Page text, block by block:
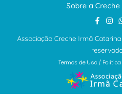
Sobre a Creche
Associação Creche Irmã
Termos de Uso/